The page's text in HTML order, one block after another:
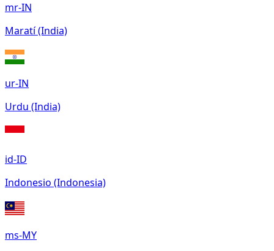
mr-IN
Maratí (India)
ur-IN
Urdu (India)
id-ID
Indonesio (Indonesia)
ms-MY